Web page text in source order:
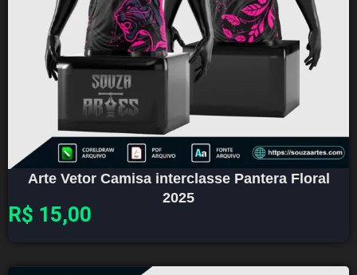
Arte Vetor Camisa interclasse Pantera Floral
2025
R$ 15,00